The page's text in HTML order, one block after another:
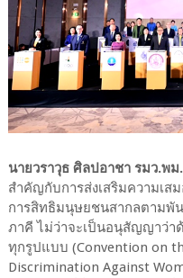
นายวราวุธ ศิลปอาชา รมว.พม.
สำคัญกับการส่งเสริมความเส
การสิทธิมนุษยชนสากลตามพั
ภาคี ไม่ว่าจะเป็นอนุสัญญาว่า
ทุกรูปแบบ (Convention on
Discrimination Against